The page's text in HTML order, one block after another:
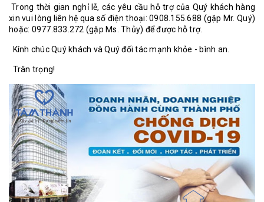
Trong thời gian nghỉ lễ, các yêu cầu hỗ trợ của Quý khách hàng
xin vui lòng liên hệ qua số điện thoại: 0908.155.688 (gặp Mr. Quý)
hoặc: 0977.833.272 (gặp Ms. Thủy) để được hỗ trợ.
Kính chúc Quý khách và Quý đối tác mạnh khỏe - bình an.
Trân trọng!